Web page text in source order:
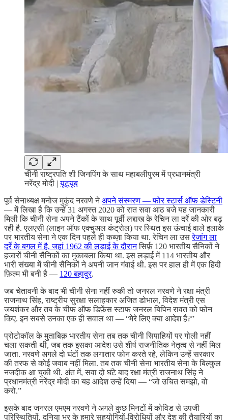
चीनी राष्ट्रपति शी जिनपिंग के साथ महाबलीपुरम में प्रधानमंत्री
नरेंद्र मोदी |यूट्यूब
पूर्व सेनाध्यक्ष मनोज मुकुंद नरवणे नेअपने संस्मरण — फोर स्टार्स ऑफ डेस्टिनी
— में लिखा है कि उन्हें 31 अगस्त 2020 को रात सवा आठ बजे यह जानकारी
मिली कि चीनी सेना अपने टैंकों के साथ पूर्वी लद्दाख के रेचिन ला दर्रे की ओर बढ़
रही है. एलएसी (लाइन ऑफ एक्चुअल कंट्रोल) पर स्थित इस ऊंचाई वाले इलाके
पर भारतीय सेना ने एक दिन पहले ही कब्ज़ा किया था. रेचिन ला उसरेजांग ला
दर्रे के बगल में है, जहां 1962 की लड़ाई के दौरानसिर्फ़ 120 भारतीय सैनिकों ने
हजारों चीनी सैनिकों का मुकाबला किया था. इस लड़ाई में 114 भारतीय और
भारी संख्या में चीनी सैनिकों ने अपनी जान गंवाई थी. इस पर हाल ही में एक हिंदी
फ़िल्म भी बनी है — 120 बहादुर.
जब चेतावनी के बाद भी चीनी सेना नहीं रुकी तो जनरल नरवणे ने रक्षा मंत्री
राजनाथ सिंह, राष्ट्रीय सुरक्षा सलाहकार अजित डोभाल, विदेश मंत्री एस
जयशंकर और तब के चीफ ऑफ डिफ़ेंस स्टाफ जनरल बिपिन रावत को फोन
किए. इन सबसे उनका एक ही सवाल था — “मेरे लिए क्या आदेश है?”
प्रोटोकॉल के मुताबिक़ भारतीय सेना तब तक चीनी सिपाहियों पर गोली नहीं
चला सकती थी, जब तक इसका आदेश उसे शीर्ष राजनीतिक नेतृत्व से नहीं मिल
जाता. नरवणे अगले दो घंटों तक लगातार फोन करते रहे, लेकिन उन्हें सरकार
की तरफ से कोई जवाब नहीं मिला. तब तक चीनी सेना भारतीय सेना के बिल्कुल
नजदीक आ चुकी थी. अंत में, सवा दो घंटे बाद रक्षा मंत्री राजनाथ सिंह ने
प्रधानमंत्री नरेंद्र मोदी का यह आदेश उन्हें दिया — “जो उचित समझो, वो
करो.”
इसके बाद जनरल एमएम नरवणे ने अगले कुछ मिनटों में कोविड से उपजी
परिस्थितियों, दुनिया भर के हमारे सहयोगियों-विरोधियों और देश की तैयारियों का